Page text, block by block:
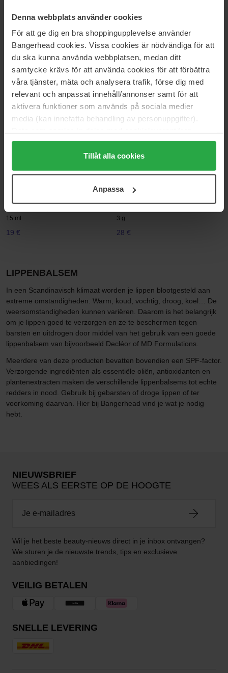
Denna webbplats använder cookies
För att ge dig en bra shoppingupplevelse använder
Bangerhead cookies. Vissa cookies är nödvändiga för att
du ska kunna använda webbplatsen, medan ditt
samtycke krävs för att använda cookies för att förbättra
våra tjänster, mäta och analysera trafik, förse dig med
relevant och anpassat innehåll/annonser samt för att
aktivera funktioner som används på sociala medier
media (kan innefatta behandling av personuppgifter).
Genom att trycka på "Tillåt alla cookies" accepterar du
alla cookies, medan du under "Detaljer" kan anpassa
användningen av cookies. Du kan när som helst återkalla
samt vår Integritetspolicy.
Tillåt alla cookies
Anpassa
13 ml
15 €
15 ml
Clarins
Lip Comfort Oil Balm
3 g
30 €
Mario Badescu
Mint Lip Balm
10 g
11 € Niet op voorraad
10 g
11 €
Lip Balm
15 ml
15 ml
19 €
3 g
28 €
LIPPENBALSEM
In een Scandinavisch klimaat worden je lippen blootgesteld aan
extreme omstandigheden. Warm, koud, vochtig, droog, koel… De
weersomstandigheden kunnen variëren. Daarom is het belangrijk
om je lippen goed te verzorgen en ze te beschermen tegen
barsten en uitdrogen door middel van het gebruik van een goede
lippenbalsem van bijvoorbeeld Decléor of MD Formulations.
Meerdere van deze producten bevatten bovendien een SPF-factor.
Verzorgende ingrediënten als essentiële oliën, antioxidanten en
plantenextracten maken de verschillende lippenbalsems tot echte
redders in nood. Gebruik bij gebarsten of droge lippen of ter
voorkoming daarvan. Hier bij Bangerhead vind je wat je nodig
hebt.
NIEUWSBRIEF
WEES ALS EERSTE OP DE HOOGTE
Wil je het beste beauty-nieuws direct in je inbox ontvangen?
We sturen je de nieuwste trends, tips en exclusieve
aanbiedingen!
VEILIG BETALEN
SNELLE LEVERING